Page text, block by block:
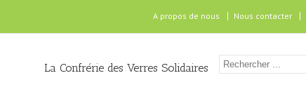
A propos de nous Nous contacter
La Confrérie des Verres Solidaires